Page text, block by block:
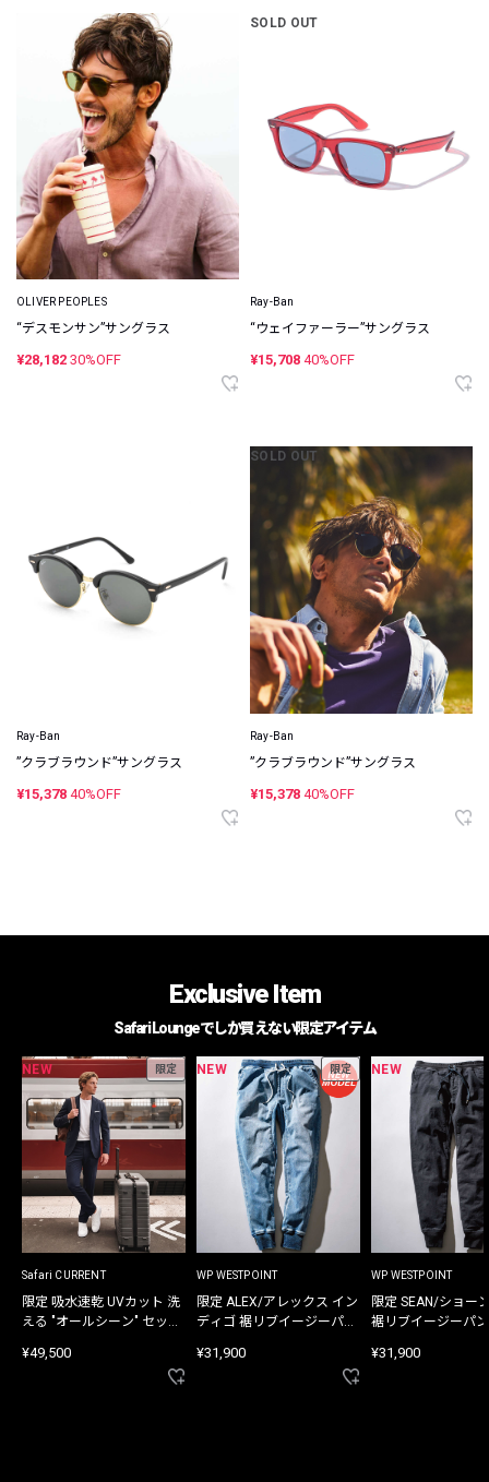
OLIVER PEOPLES
“デスモンサン”サングラス
¥28,182 30%OFF
SOLD OUT
Ray-Ban
“ウェイファーラー”サングラス
¥15,708 40%OFF
Ray-Ban
”クラブラウンド”サングラス
¥15,378 40%OFF
SOLD OUT
Ray-Ban
”クラブラウンド”サングラス
¥15,378 40%OFF
Exclusive Item
Safari Loungeでしか買えない限定アイテム
NEW 限定
Safari CURRENT
限定 吸水速乾 UVカット 洗
える "オールシーン" セット
¥49,500
NEW 限定
WP WESTPOINT
限定 ALEX/アレックス イン
ディゴ 裾リブイージーパン
¥31,900
NEW
WP WESTPOINT
限定 SEAN/ショー
裾リブイージーパ
¥31,900